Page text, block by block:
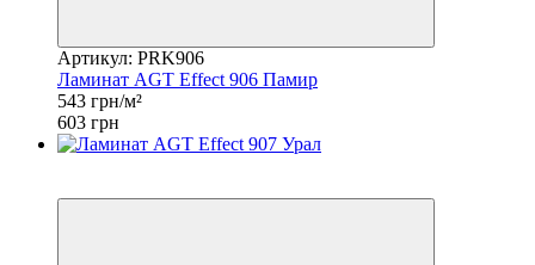
Артикул: PRK906
Ламинат AGT Effect 906 Памир
543 грн/м²
603 грн